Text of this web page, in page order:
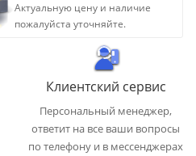
Актуальную цену и наличие
пожалуйста уточняйте.
Клиентский сервис
Персональный менеджер,
ответит на все ваши вопросы
по телефону и в мессенджерах